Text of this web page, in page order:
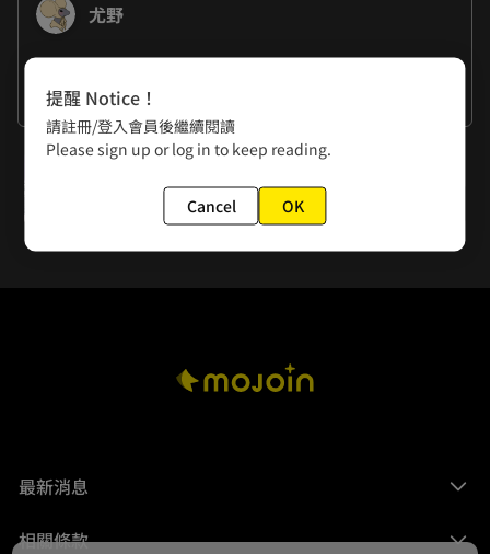
尤野
怎麼！又回到野外(現代)了！
下一話
最新消息
相關條款
提醒 Notice！
請註冊/登入會員後繼續閱讀
Please sign up or log in to keep reading.
Cancel OK